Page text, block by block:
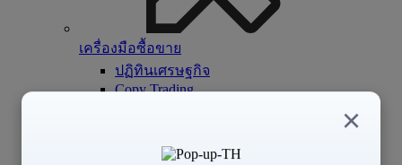
เครื่องมือซื้อขาย
ปฏิทินเศรษฐกิจ
Copy Trading
×